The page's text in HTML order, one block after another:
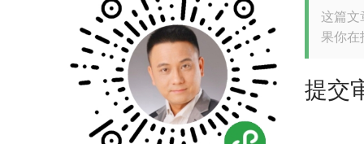
这篇文
果你在
提交